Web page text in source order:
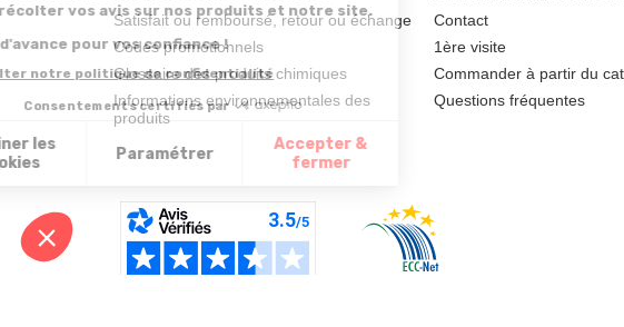
Satisfait ou remboursé, retour ou échange
Codes promotionnels
Glossaire des produits chimiques
Informations environnementales des
produits
Contact
1ère visite
Commander à partir du
Questions fréquentes